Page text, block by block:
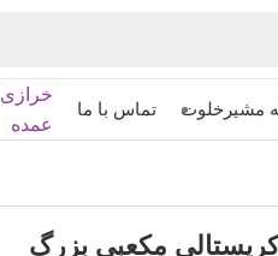
مشیرخلوت تماس با ما
خرازی
عمده
مکعبی بزرگ